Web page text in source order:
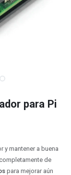
para Pi
y mantener a buena
de
para mejorar aún